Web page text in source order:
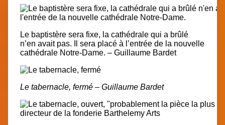
Le baptistère sera fixe, la cathédrale qui a brûlé
n’en avait pas. Il sera placé à l’entrée de la nouvelle
cathédrale Notre-Dame. – Guillaume Bardet
Le tabernacle, fermé – Guillaume Bardet